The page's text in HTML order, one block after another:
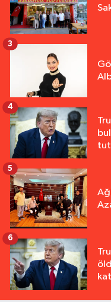
3
4
5
6